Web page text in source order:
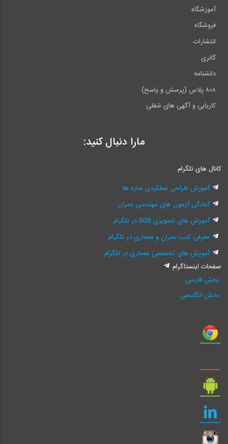
آموزشگاه
فروشگاه
انتشارات
گالری
دانشنامه
۸۰۸ پلاس (پرسش و پاسخ)
کاریابی و آگهی های شغلی
مارا دنبال کنید:
کانال های تلگرام
آموزش طراحی عملکردی سازه ها
آمادگی آزمون های مهندسی عمران
آموزش های تصویری 808 در تلگرام
معرفی کتب عمران و معماری در تلگرام
آموزش های تخصصی معماری در تلگرام
صفحات اینستاگرام
بخش فارسی
بخش انگلیسی